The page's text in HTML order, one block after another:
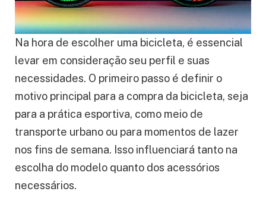
Na hora de escolher uma bicicleta, é essencial
levar em consideração seu perfil e suas
necessidades. O primeiro passo é definir o
motivo principal para a compra da bicicleta, seja
para a prática esportiva, como meio de
transporte urbano ou para momentos de lazer
nos fins de semana. Isso influenciará tanto na
escolha do modelo quanto dos acessórios
necessários.